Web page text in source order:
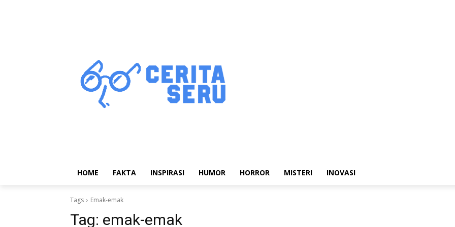
HOME FAKTA INSPIRASI HUMOR HORROR MISTERI INOVASI
Tags Emak-emak
Tag: emak-emak